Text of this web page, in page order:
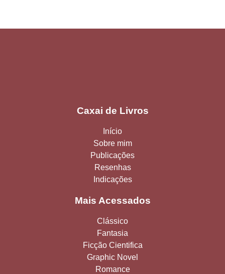
Caxai de Livros
Início
Sobre mim
Publicações
Resenhas
Indicações
Mais Acessados
Clássico
Fantasia
Ficção Cientifica
Graphic Novel
Romance